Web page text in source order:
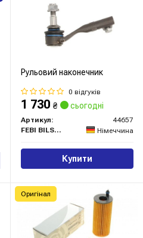
Рульовий наконечник
0 відгуків
1 730 ₴ сьогодні
Артикул:
44657
FEBI BILSTEIN
Німеччина
Купити
Оригінал